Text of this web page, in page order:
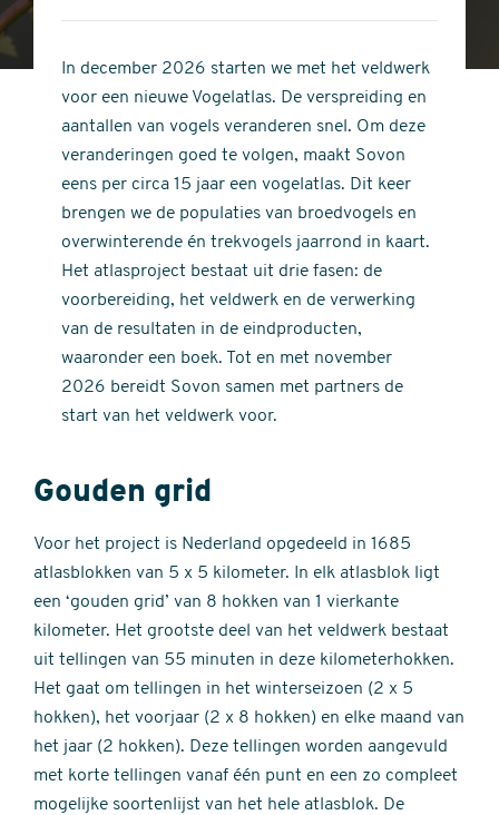
stars
of
stars
In december 2026 starten we met het veldwerk
voor een nieuwe Vogelatlas. De verspreiding en
aantallen van vogels veranderen snel. Om deze
veranderingen goed te volgen, maakt Sovon
eens per circa 15 jaar een vogelatlas. Dit keer
brengen we de populaties van broedvogels en
overwinterende én trekvogels jaarrond in kaart.
Het atlasproject bestaat uit drie fasen: de
voorbereiding, het veldwerk en de verwerking
van de resultaten in de eindproducten,
waaronder een boek. Tot en met november
2026 bereidt Sovon samen met partners de
start van het veldwerk voor.
Gouden grid
Voor het project is Nederland opgedeeld in 1685
atlasblokken van 5 x 5 kilometer. In elk atlasblok ligt
een ‘gouden grid’ van 8 hokken van 1 vierkante
kilometer. Het grootste deel van het veldwerk bestaat
uit tellingen van 55 minuten in deze kilometerhokken.
Het gaat om tellingen in het winterseizoen (2 x 5
hokken), het voorjaar (2 x 8 hokken) en elke maand van
het jaar (2 hokken). Deze tellingen worden aangevuld
met korte tellingen vanaf één punt en een zo compleet
mogelijke soortenlijst van het hele atlasblok. De